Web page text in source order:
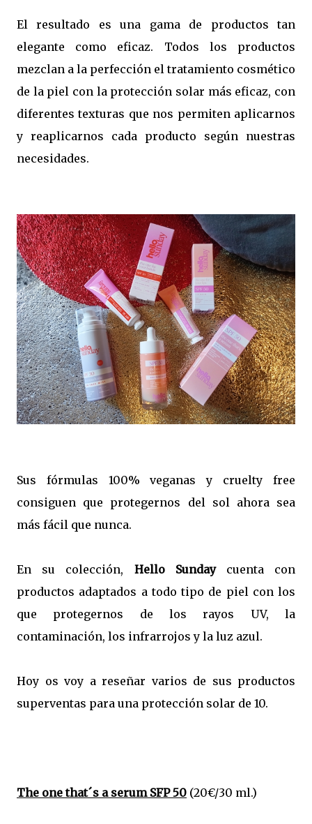
El resultado es una gama de productos tan
elegante como eficaz. Todos los productos
mezclan a la perfección el tratamiento cosmético
de la piel con la protección solar más eficaz, con
diferentes texturas que nos permiten aplicarnos
y reaplicarnos cada producto según nuestras
necesidades.
Sus fórmulas 100% veganas y cruelty free
consiguen que protegernos del sol ahora sea
más fácil que nunca.
En su colección, Hello Sundaycuenta con
productos adaptados a todo tipo de piel con los
que protegernos de los rayos UV, la
contaminación, los infrarrojos y la luz azul.
Hoy os voy a reseñar varios de sus productos
superventas para una protección solar de 10.
The one that´s a serum SFP 50 (20€/30 ml.)